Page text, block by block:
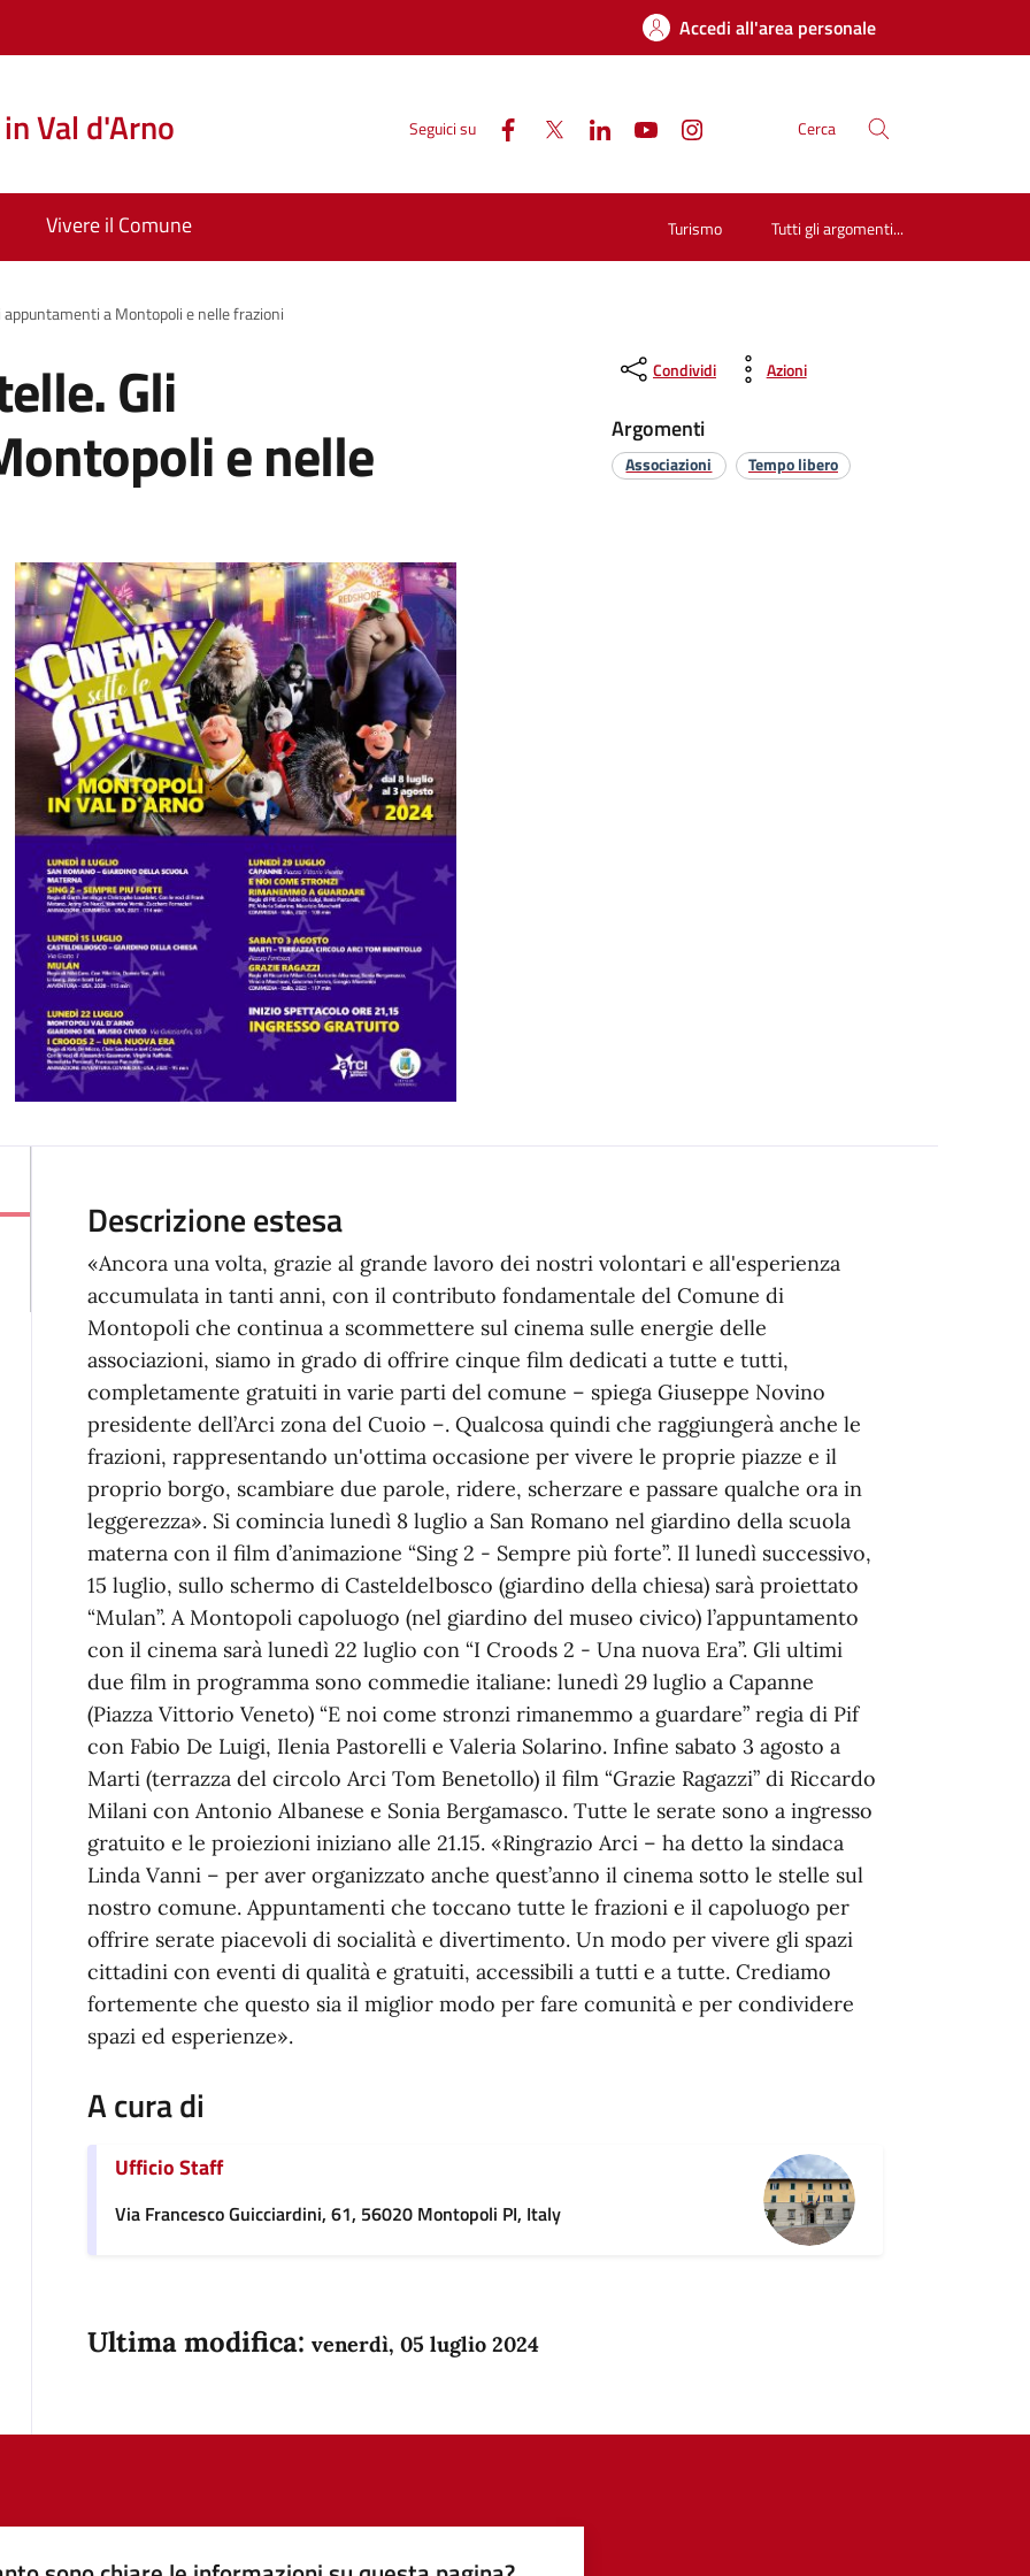
Accedi all'area personale
Val d'Arno Seguici su Cerca
Vivere il Comune Turismo Tutti gli argomenti...
a Montopoli e nelle frazioni
Gli
e nelle
Condividi Azioni
Argomenti
Associazioni Tempo libero
Descrizione estesa
«Ancora una volta, grazie al grande lavoro dei nostri volontari e all'esperienza
accumulata in tanti anni, con il contributo fondamentale del Comune di
Montopoli che continua a scommettere sul cinema sulle energie delle
associazioni, siamo in grado di offrire cinque film dedicati a tutte e tutti,
completamente gratuiti in varie parti del comune – spiega Giuseppe Novino
presidente dell’Arci zona del Cuoio –. Qualcosa quindi che raggiungerà anche le
frazioni, rappresentando un'ottima occasione per vivere le proprie piazze e il
proprio borgo, scambiare due parole, ridere, scherzare e passare qualche ora in
leggerezza». Si comincia lunedì 8 luglio a San Romano nel giardino della scuola
materna con il film d’animazione “Sing 2 - Sempre più forte”. Il lunedì successivo,
15 luglio, sullo schermo di Casteldelbosco (giardino della chiesa) sarà proiettato
“Mulan”. A Montopoli capoluogo (nel giardino del museo civico) l’appuntamento
con il cinema sarà lunedì 22 luglio con “I Croods 2 - Una nuova Era”. Gli ultimi
due film in programma sono commedie italiane: lunedì 29 luglio a Capanne
(Piazza Vittorio Veneto) “E noi come stronzi rimanemmo a guardare” regia di Pif
con Fabio De Luigi, Ilenia Pastorelli e Valeria Solarino. Infine sabato 3 agosto a
Marti (terrazza del circolo Arci Tom Benetollo) il film “Grazie Ragazzi” di Riccardo
Milani con Antonio Albanese e Sonia Bergamasco. Tutte le serate sono a ingresso
gratuito e le proiezioni iniziano alle 21.15. «Ringrazio Arci – ha detto la sindaca
Linda Vanni – per aver organizzato anche quest’anno il cinema sotto le stelle sul
nostro comune. Appuntamenti che toccano tutte le frazioni e il capoluogo per
offrire serate piacevoli di socialità e divertimento. Un modo per vivere gli spazi
cittadini con eventi di qualità e gratuiti, accessibili a tutti e a tutte. Crediamo
fortemente che questo sia il miglior modo per fare comunità e per condividere
spazi ed esperienze».
A cura di
Ufficio Staff
Via Francesco Guicciardini, 61, 56020 Montopoli PI, Italy
Ultima modifica: venerdì, 05 luglio 2024